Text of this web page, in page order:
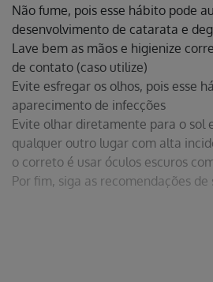
Não fume, pois esse hábito pode
desenvolvimento de catarata e
Lave bem as mãos e higienize
de contato (caso utilize)
Evite esfregar os olhos, pois esse
aparecimento de infecções
Evite olhar diretamente para o sol
qualquer outro lugar com alta
o correto é usar óculos escuros
Por fim, siga as recomendações de